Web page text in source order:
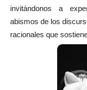
invitándonos a
abismos de los
racionales que